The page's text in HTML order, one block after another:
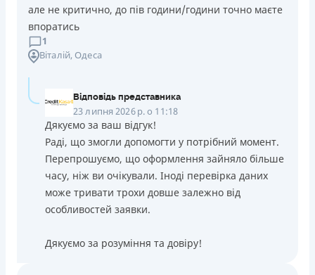
але не критично, до пів години/години точно маєте
впоратись
1
Віталій, Одеса
Відповідь представника
23 липня 2026 р. о 11:18
Дякуємо за ваш відгук!
Раді, що змогли допомогти у потрібний момент.
Перепрошуємо, що оформлення зайняло більше
часу, ніж ви очікували. Іноді перевірка даних
може тривати трохи довше залежно від
особливостей заявки.
Дякуємо за розуміння та довіру!